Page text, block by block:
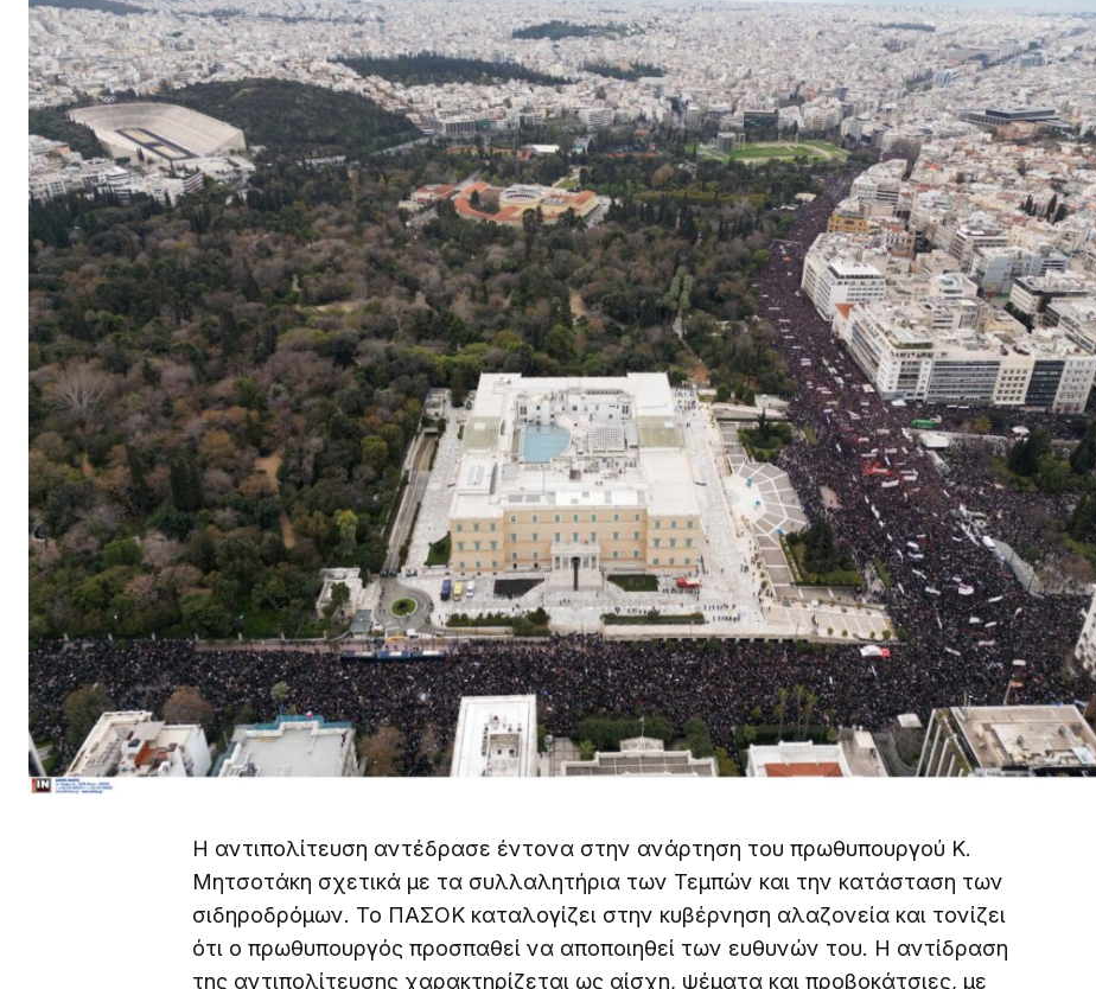
Η αντιπολίτευση αντέδρασε έντονα στην ανάρτηση του πρωθυπουργού Κ.
Μητσοτάκη σχετικά με τα συλλαλητήρια των Τεμπών και την κατάσταση των
σιδηροδρόμων. Το ΠΑΣΟΚ καταλογίζει στην κυβέρνηση αλαζονεία και τονίζει
ότι ο πρωθυπουργός προσπαθεί να αποποιηθεί των ευθυνών του. Η αντίδραση
της αντιπολίτευσης χαρακτηρίζεται ως αίσχη, ψέματα και προβοκάτσιες, με